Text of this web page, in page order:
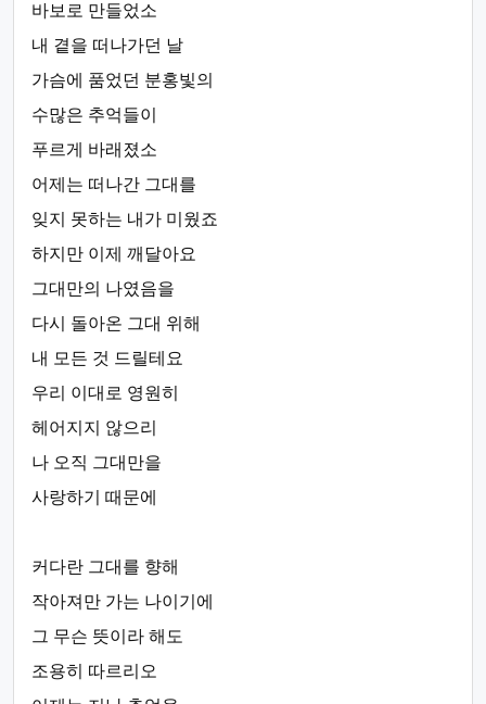
바보로 만들었소
내 곁을 떠나가던 날
가슴에 품었던 분홍빛의
수많은 추억들이
푸르게 바래졌소
어제는 떠나간 그대를
잊지 못하는 내가 미웠죠
하지만 이제 깨달아요
그대만의 나였음을
다시 돌아온 그대 위해
내 모든 것 드릴테요
우리 이대로 영원히
헤어지지 않으리
나 오직 그대만을
사랑하기 때문에
커다란 그대를 향해
작아져만 가는 나이기에
그 무슨 뜻이라 해도
조용히 따르리오